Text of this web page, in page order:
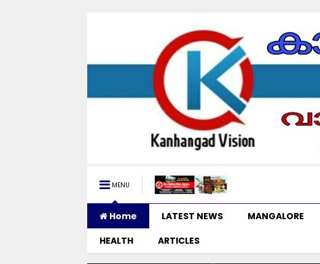
MENU
Home LATEST NEWS MANGALORE
HEALTH
ARTICLES